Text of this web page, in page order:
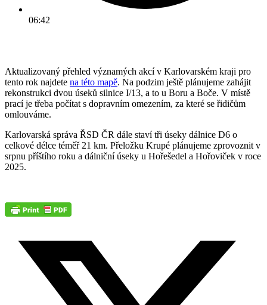
06:42
Aktualizovaný přehled významých akcí v Karlovarském kraji pro
tento rok najdete na této mapě. Na podzim ještě plánujeme zahájit
rekonstrukci dvou úseků silnice I/13, a to u Boru a Boče. V místě
prací je třeba počítat s dopravním omezením, za které se řidičům
omlouváme.
Karlovarská správa ŘSD ČR dále staví tři úseky dálnice D6 o
celkové délce téměř 21 km. Přeložku Krupé plánujeme zprovoznit v
srpnu příštího roku a dálniční úseky u Hořešedel a Hořoviček v roce
2025.